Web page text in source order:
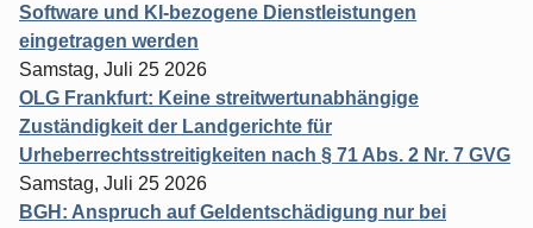
Software und KI-bezogene Dienstleistungen
eingetragen werden
Samstag, Juli 25 2026
OLG Frankfurt: Keine streitwertunabhängige
Zuständigkeit der Landgerichte für
Urheberrechtsstreitigkeiten nach § 71 Abs. 2 Nr. 7 GVG
Samstag, Juli 25 2026
BGH: Anspruch auf Geldentschädigung nur bei